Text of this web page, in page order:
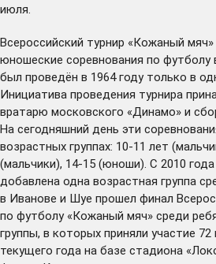
июля.
Всероссийский турнир «Кожаный
юношеские соревнования по футболу
был проведён в 1964 году только в
Инициатива проведения турнира
вратарю московского «Динамо» и
На сегодняшний день эти
возрастных группах: 10-11 лет
(мальчики), 14-15 (юноши). С 2010
добавлена одна возрастная группа
в Иванове и Шуе прошел финал
по футболу «Кожаный мяч» среди
группы, в которых приняли участие
текущего года на базе стадиона